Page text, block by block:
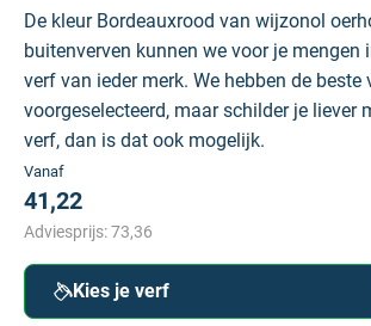
De kleur Bordeauxrood van wijzonol
buitenverven kunnen we voor je mengen
verf van ieder merk. We hebben de beste
voorgeselecteerd, maar schilder je liever
verf, dan is dat ook mogelijk.
Vanaf
41,22
Adviesprijs:73,36
Kies je verf